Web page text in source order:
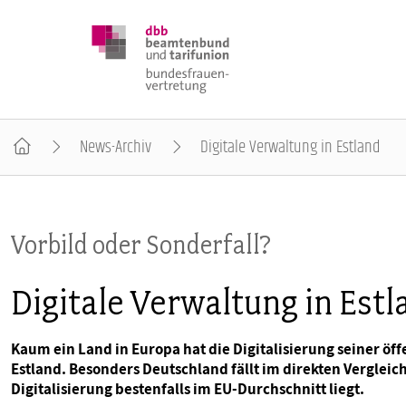
BUNDESTAGSWAHL 2025
POSITIONEN
SCHWERPUNKTTHEMEN
News-Archiv Digitale Verwaltung in Estland
Vorbild oder Sonderfall?
Digitale Verwaltung in
Kaum ein Land in Europa hat die Digitalisierung seiner
Estland. Besonders Deutschland fällt im direkten
Digitalisierung bestenfalls im EU-Durchschnitt liegt.